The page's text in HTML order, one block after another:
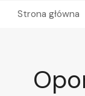
Strona główna